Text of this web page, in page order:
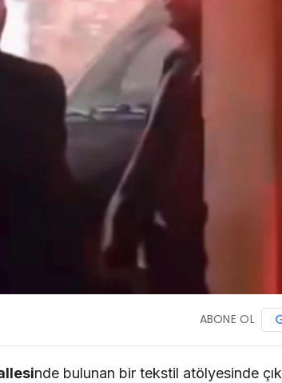
ABONE OL
nde bulunan bir tekstil atölyesinde